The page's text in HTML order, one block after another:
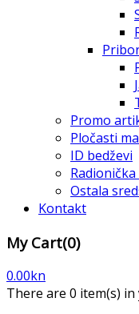
Promo
Pločasti
ID bedževi
Ostala
Kontakt
My Cart(0)
0.00kn
There are 0 item(s) in